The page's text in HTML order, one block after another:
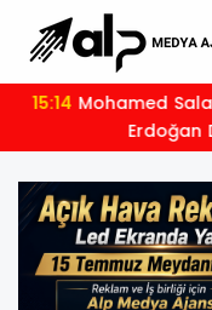
16:00Mercan Köşk Dizisinin Konusu Nedir, Oyuncu